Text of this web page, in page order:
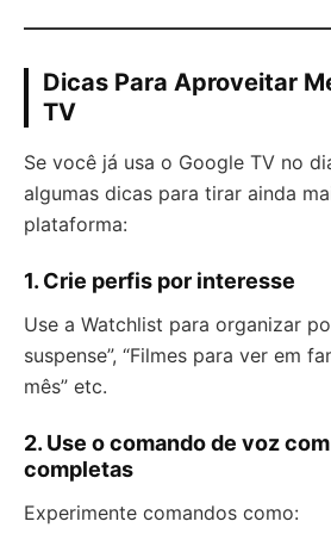
Dicas Para Aproveitar
TV
Se você já usa o Google TV no
algumas dicas para tirar ainda
plataforma:
1. Crie perfis por interesse
Use a Watchlist para organizar
suspense”, “Filmes para ver em
mês” etc.
2. Use o comando de voz
completas
Experimente comandos como: